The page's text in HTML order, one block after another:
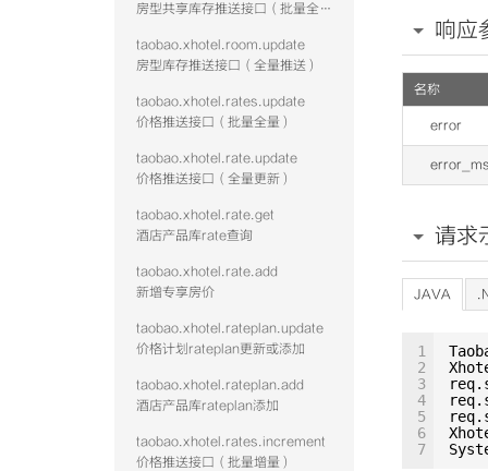
房型共享库存推送接口（批量全量）
taobao.xhotel.room.update
房型库存推送接口（全量推送）
taobao.xhotel.rates.update
价格推送接口（批量全量）
taobao.xhotel.rate.update
价格推送接口（全量更新）
taobao.xhotel.rate.get
酒店产品库rate查询
taobao.xhotel.rate.add
新增专享房价
taobao.xhotel.rateplan.update
价格计划rateplan更新或添加
taobao.xhotel.rateplan.add
酒店产品库rateplan添加
taobao.xhotel.rates.increment
价格推送接口（批量增量）
响应
名称
error
请求
JAVA
1
2
3
4
5
6
7